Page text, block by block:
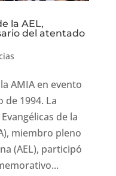
la AEL,
del atentado
AMIA en evento
1994. La
de la
miembro pleno
(AEL), participó